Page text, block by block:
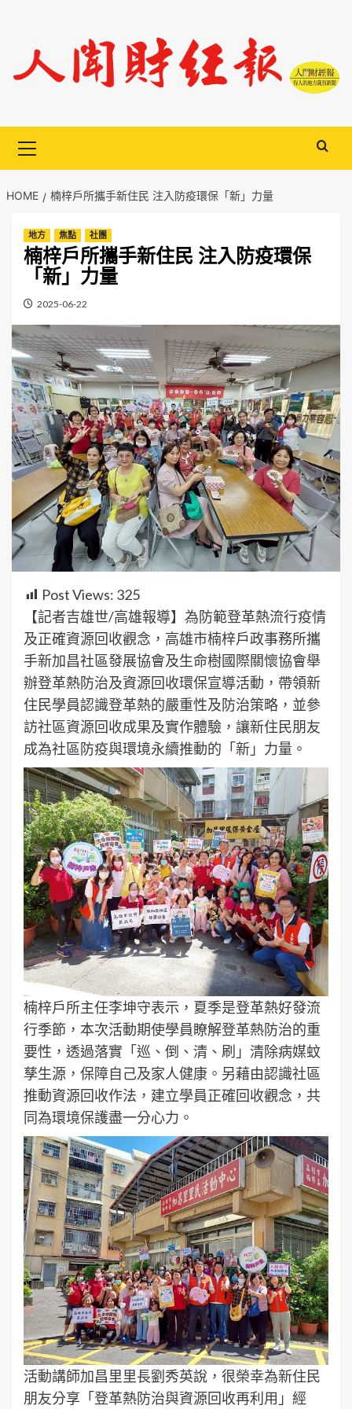
content
Menu
HOME 楠梓戶所攜手新住民 注入防疫環保「新」力量
地方 焦點 社團
楠梓戶所攜手新住民 注入防疫環保
「新」力量
2025-06-22
Post Views: 325
【記者吉雄世/高雄報導】為防範登革熱流行疫情
及正確資源回收觀念，高雄市楠梓戶政事務所攜
手新加昌社區發展協會及生命樹國際關懷協會舉
辦登革熱防治及資源回收環保宣導活動，帶領新
住民學員認識登革熱的嚴重性及防治策略，並參
訪社區資源回收成果及實作體驗，讓新住民朋友
成為社區防疫與環境永續推動的「新」力量。
楠梓戶所主任李坤守表示，夏季是登革熱好發流
行季節，本次活動期使學員瞭解登革熱防治的重
要性，透過落實「巡、倒、清、刷」清除病媒蚊
孳生源，保障自己及家人健康。另藉由認識社區
推動資源回收作法，建立學員正確回收觀念，共
同為環境保護盡一分心力。
活動講師加昌里里長劉秀英說，很榮幸為新住民
朋友分享「登革熱防治與資源回收再利用」經